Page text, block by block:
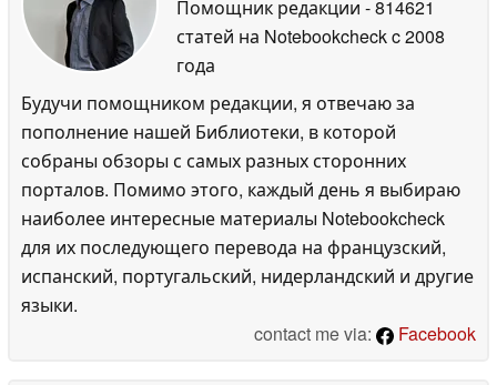
Помощник редакции - 814621
статей на Notebookcheckc 2008
года
Будучи помощником редакции, я отвечаю за
пополнение нашей Библиотеки, в которой
собраны обзоры с самых разных сторонних
порталов. Помимо этого, каждый день я выбираю
наиболее интересные материалы Notebookcheck
для их последующего перевода на французский,
испанский, португальский, нидерландский и другие
языки.
contact me via:
Facebook